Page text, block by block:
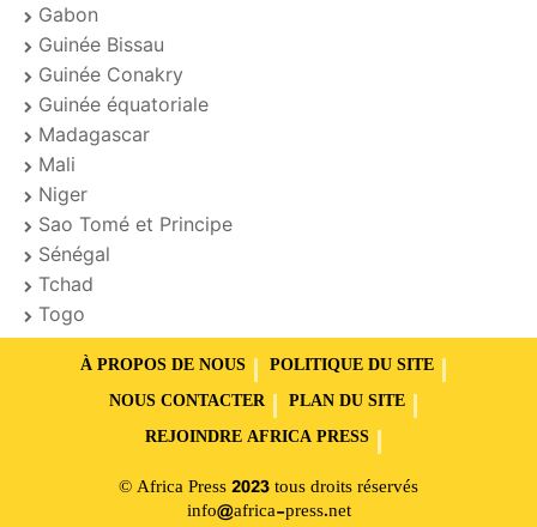
Gabon
Guinée Bissau
Guinée Conakry
Guinée équatoriale
Madagascar
Mali
Niger
Sao Tomé et Principe
Sénégal
Tchad
Togo
À PROPOS DE NOUS
POLITIQUE DU SITE
NOUS CONTACTER
PLAN DU SITE
REJOINDRE AFRICA PRESS
© Africa Press 2023 tous droits réservés
info@africa-press.net